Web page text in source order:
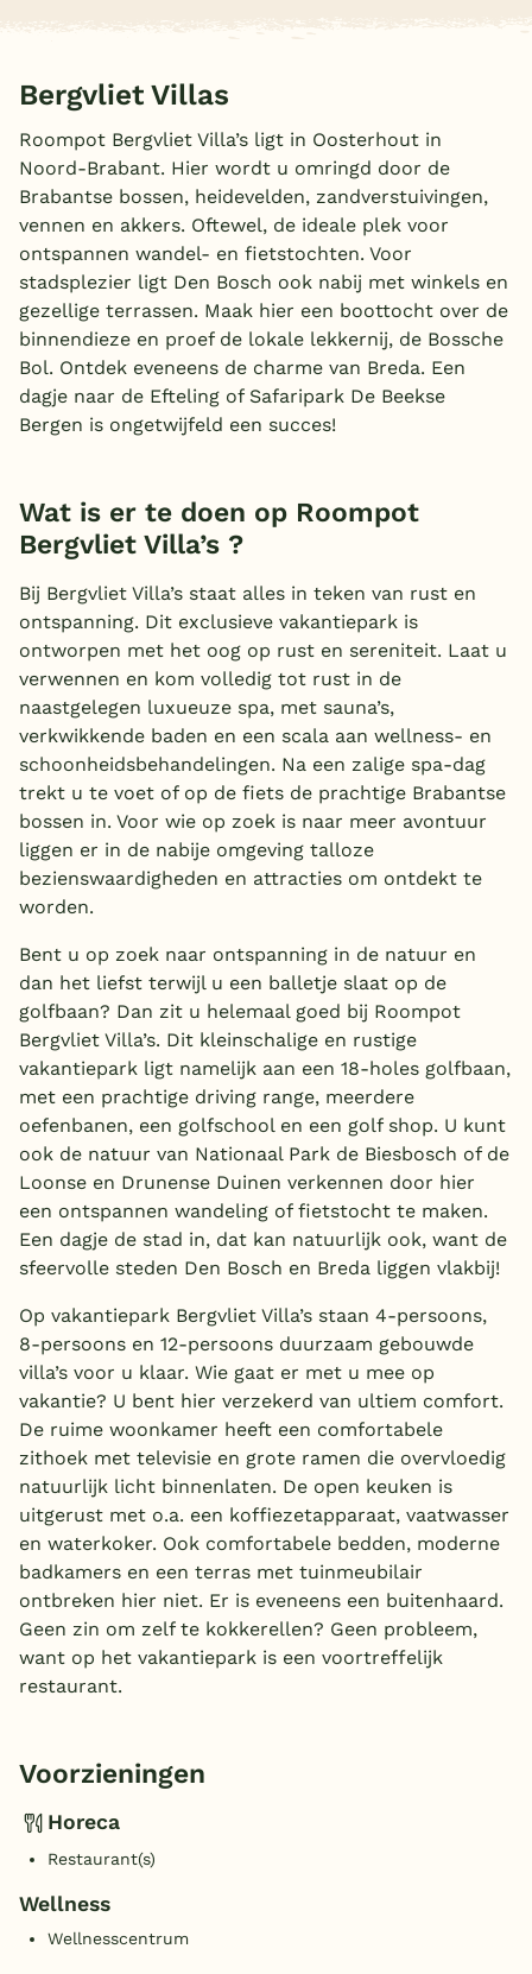
Bergvliet Villas
Roompot Bergvliet Villa’s ligt in Oosterhout in
Noord-Brabant. Hier wordt u omringd door de
Brabantse bossen, heidevelden, zandverstuivingen,
vennen en akkers. Oftewel, de ideale plek voor
ontspannen wandel- en fietstochten. Voor
stadsplezier ligt Den Bosch ook nabij met winkels en
gezellige terrassen. Maak hier een boottocht over de
binnendieze en proef de lokale lekkernij, de Bossche
Bol. Ontdek eveneens de charme van Breda. Een
dagje naar de Efteling of Safaripark De Beekse
Bergen is ongetwijfeld een succes!
Wat is er te doen op Roompot
Bergvliet Villa’s ?
Bij Bergvliet Villa’s staat alles in teken van rust en
ontspanning. Dit exclusieve vakantiepark is
ontworpen met het oog op rust en sereniteit. Laat u
verwennen en kom volledig tot rust in de
naastgelegen luxueuze spa, met sauna’s,
verkwikkende baden en een scala aan wellness- en
schoonheidsbehandelingen. Na een zalige spa-dag
trekt u te voet of op de fiets de prachtige Brabantse
bossen in. Voor wie op zoek is naar meer avontuur
liggen er in de nabije omgeving talloze
bezienswaardigheden en attracties om ontdekt te
worden.
Bent u op zoek naar ontspanning in de natuur en
dan het liefst terwijl u een balletje slaat op de
golfbaan? Dan zit u helemaal goed bij Roompot
Bergvliet Villa’s. Dit kleinschalige en rustige
vakantiepark ligt namelijk aan een 18-holes golfbaan,
met een prachtige driving range, meerdere
oefenbanen, een golfschool en een golf shop. U kunt
ook de natuur van Nationaal Park de Biesbosch of de
Loonse en Drunense Duinen verkennen door hier
een ontspannen wandeling of fietstocht te maken.
Een dagje de stad in, dat kan natuurlijk ook, want de
sfeervolle steden Den Bosch en Breda liggen vlakbij!
Op vakantiepark Bergvliet Villa’s staan 4-persoons,
8-persoons en 12-persoons duurzaam gebouwde
villa’s voor u klaar. Wie gaat er met u mee op
vakantie? U bent hier verzekerd van ultiem comfort.
De ruime woonkamer heeft een comfortabele
zithoek met televisie en grote ramen die overvloedig
natuurlijk licht binnenlaten. De open keuken is
uitgerust met o.a. een koffiezetapparaat, vaatwasser
en waterkoker. Ook comfortabele bedden, moderne
badkamers en een terras met tuinmeubilair
ontbreken hier niet. Er is eveneens een buitenhaard.
Geen zin om zelf te kokkerellen? Geen probleem,
want op het vakantiepark is een voortreffelijk
restaurant.
Voorzieningen
Horeca
Restaurant(s)
Wellness
Wellnesscentrum